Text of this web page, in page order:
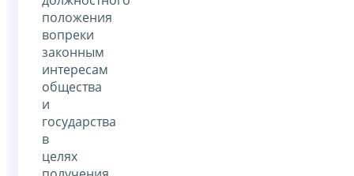
положения
вопреки
законным
интересам
общества
и
государства
в
целях